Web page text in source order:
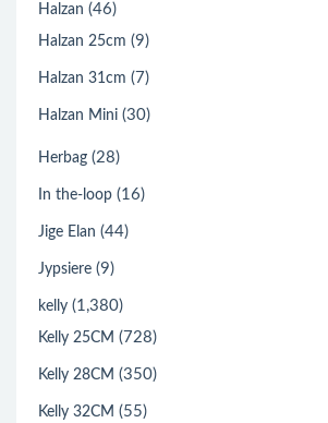
Halzan (46)
Halzan 25cm (9)
Halzan 31cm (7)
Halzan Mini (30)
Herbag (28)
In the-loop (16)
Jige Elan (44)
Jypsiere (9)
kelly (1,380)
Kelly 25CM (728)
Kelly 28CM (350)
Kelly 32CM (55)